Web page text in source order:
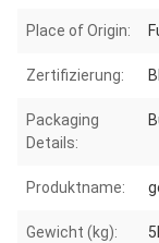
Place of Origin:
Zertifizierung:
Packaging
Details:
Produktname:
Gewicht (kg):